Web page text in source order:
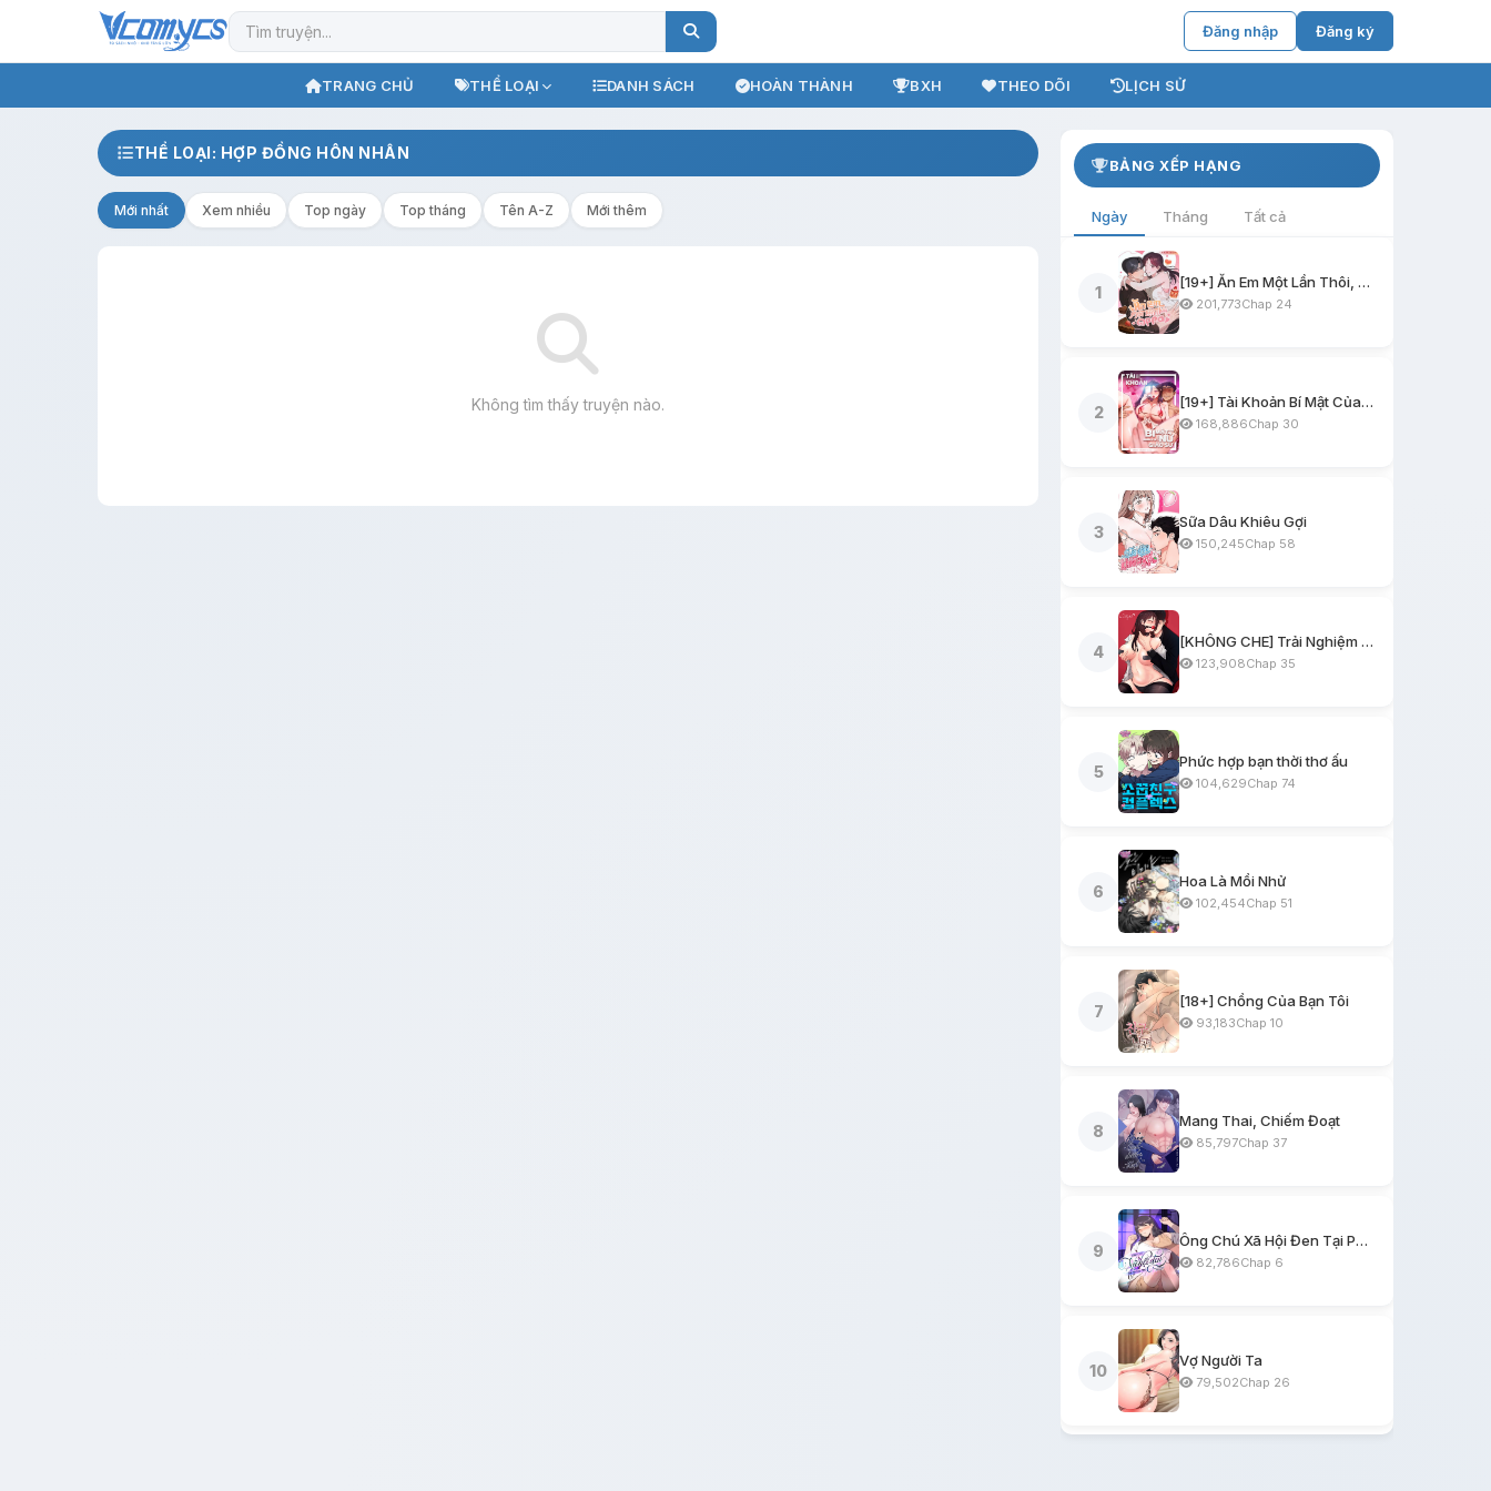
Đăng nhập Đăng ký
TRANG CHỦ THỂ LOẠI DANH SÁCH HOÀN THÀNH BXH THEO DÕI LỊCH SỬ
THỂ LOẠI: HỢP ĐỒNG HÔN NHÂN
Mới nhất Xem nhiều Top ngày Top tháng Tên A-Z Mới thêm
Không tìm thấy truyện nào.
BẢNG XẾP HẠNG
Ngày Tháng Tất cả
1
[19+] Ăn Em Một Lần Thôi, Oppa
201,773Chap 24
2
[19+] Tài Khoản Bí Mật Của Nữ Giáo Sư
168,886Chap 30
3
Sữa Dâu Khiêu Gợi
150,245Chap 58
4
[KHÔNG CHE] Trải Nghiệm Một Ngày Workshop BDSM
123,908Chap 35
5
Phức hợp bạn thời thơ ấu
104,629Chap 74
6
Hoa Là Mồi Nhử
102,454Chap 51
7
[18+] Chồng Của Bạn Tôi
93,183Chap 10
8
Mang Thai, Chiếm Đoạt
85,797Chap 37
9
Ông Chú Xã Hội Đen Tại Phòng Trọ
82,786Chap 6
10
Vợ Người Ta
79,502Chap 26